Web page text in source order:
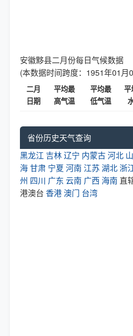
安徽黟县二月份每日气候数据
(本数据时间跨度：1951年01月
二月
日期
平均最
高气温
平均最
低气温
平
省份历史天气查询
黑龙江 吉林辽宁 内蒙古河北
海甘肃 宁夏 河南 江苏 湖北 浙
州 四川 广东 云南 广西 海南 直
港澳台 香港澳门 台湾